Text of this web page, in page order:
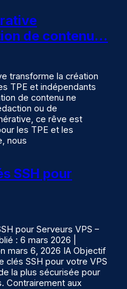
de contenu…
transforme la création
TPE et indépendants
de contenu ne
ou de
ce rêve est
les TPE et les
nous
SSH pour
pour Serveurs VPS –
: 6 mars 2026 |
mars 6, 2026 IA Objectif
clés SSH pour votre VPS
la plus sécurisée pour
Contrairement aux